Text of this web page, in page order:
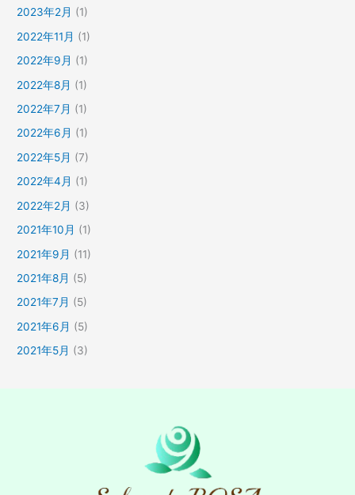
2023年2月 (1)
2022年11月 (1)
2022年9月 (1)
2022年8月 (1)
2022年7月 (1)
2022年6月 (1)
2022年5月 (7)
2022年4月 (1)
2022年2月 (3)
2021年10月 (1)
2021年9月 (11)
2021年8月 (5)
2021年7月 (5)
2021年6月 (5)
2021年5月 (3)